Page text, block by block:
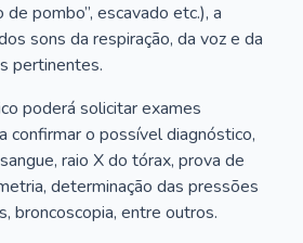
pombo”, escavado etc.), a
sons da respiração, da voz e da
pertinentes.
poderá solicitar exames
confirmar o possível diagnóstico,
raio X do tórax, prova de
determinação das pressões
broncoscopia, entre outros.